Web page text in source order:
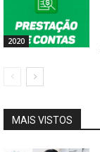
2020
MAIS VISTOS